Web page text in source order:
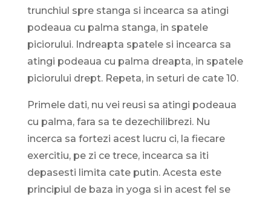
trunchiul spre stanga si incearca sa atingi
podeaua cu palma stanga, in spatele
piciorului. Indreapta spatele si incearca sa
atingi podeaua cu palma dreapta, in spatele
piciorului drept. Repeta, in seturi de cate 10.
Primele dati, nu vei reusi sa atingi podeaua
cu palma, fara sa te dezechilibrezi. Nu
incerca sa fortezi acest lucru ci, la fiecare
exercitiu, pe zi ce trece, incearca sa iti
depasesti limita cate putin. Acesta este
principiul de baza in yoga si in acest fel se